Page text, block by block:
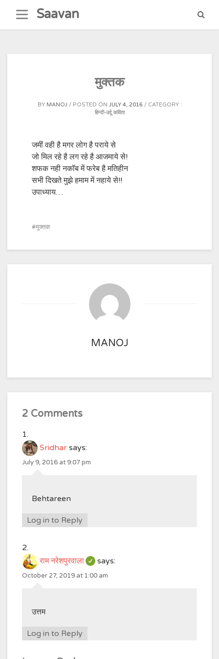
content
Saavan
मुक्तक
BY MANOJ POSTED ON JULY 4, 2016
CATEGORY :
हिन्दी-उर्दू कविता
जमीं वही है मगर लोग है पराये से
जो मिल रहे है लग रहे है आजमाये से!
शफक नही नकॉब में फरेब है मतिहीन
सभी दिखते मुझे हमाम में नहाये से!!
उपाध्याय…
मुक्तक
MANOJ
2 Comments
Sridhar says:
July 9, 2016 at 9:07 pm
Behtareen
Log in to Reply
राम नरेशपुरवाला says:
October 27, 2019 at 1:00 am
उत्तम
Log in to Reply